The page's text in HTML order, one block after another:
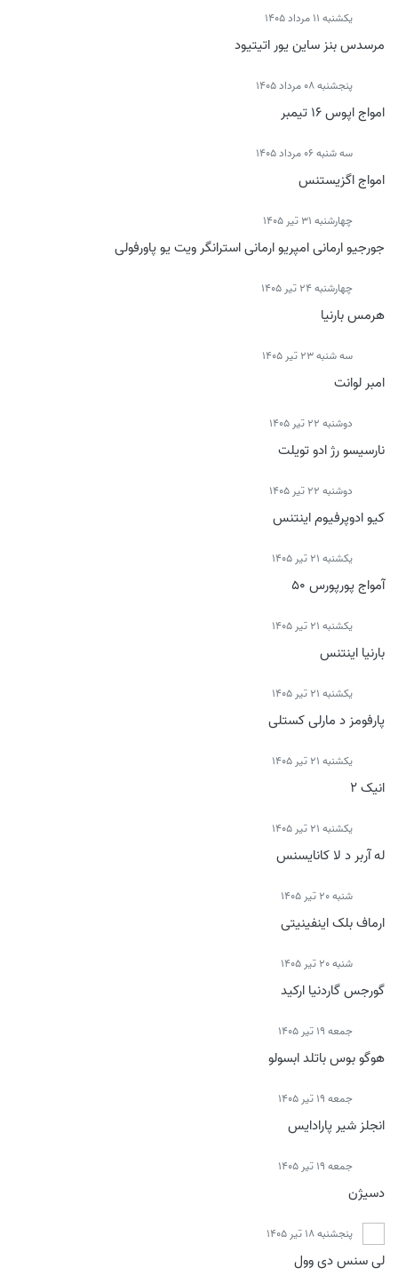
يكشنبه 11 مرداد 1405
مرسدس بنز ساین یور اتیتیود
پنجشنبه 08 مرداد 1405
امواج اپوس 16 تیمبر
سه شنبه 06 مرداد 1405
امواج اگزیستنس
چهارشنبه 31 تیر 1405
جورجیو ارمانی امپریو ارمانی استرانگر ویت یو پاورفولی
چهارشنبه 24 تیر 1405
هرمس بارنیا
سه شنبه 23 تیر 1405
امبر لوانت
دوشنبه 22 تیر 1405
نارسیسو رژ ادو تویلت
دوشنبه 22 تیر 1405
کیو ادوپرفیوم اینتنس
يكشنبه 21 تیر 1405
آمواج پورپورس 50
يكشنبه 21 تیر 1405
بارنیا اینتنس
يكشنبه 21 تیر 1405
پارفومز د مارلی کستلی
يكشنبه 21 تیر 1405
انیک 2
يكشنبه 21 تیر 1405
له آربر د لا کانایسنس
شنبه 20 تیر 1405
ارماف بلک اینفینیتی
شنبه 20 تیر 1405
گورجس گاردنیا ارکید
جمعه 19 تیر 1405
هوگو بوس باتلد ابسولو
جمعه 19 تیر 1405
انجلز شیر پارادایس
جمعه 19 تیر 1405
دسیژن
پنجشنبه 18 تیر 1405
لی سنس دی وول